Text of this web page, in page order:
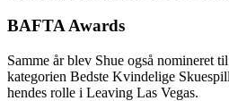
BAFTA Awards
Samme år blev Shue også nomineret
kategorien Bedste Kvindelige
hendes rolle i Leaving Las Vegas.